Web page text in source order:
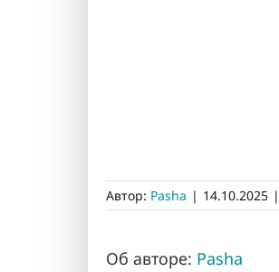
Автор: Pasha | 14.10.2025 |
Об авторе: Pasha